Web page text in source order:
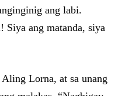
ang labi.
Siya ang matanda, siya
Lorna, at sa unang